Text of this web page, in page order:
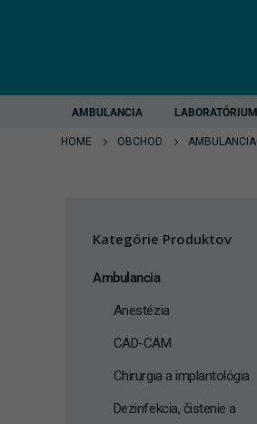
AMBULANCIA LABORATÓRIUM
HOME OBCHOD AMBULANCIA
Kategórie Produktov
Ambulancia
Anestézia
CAD-CAM
Chirurgia a implantológia
Dezinfekcia, čistenie a